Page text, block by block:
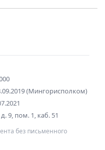
(Мингорисполком)
9, пом. 1, каб. 51
без письменного